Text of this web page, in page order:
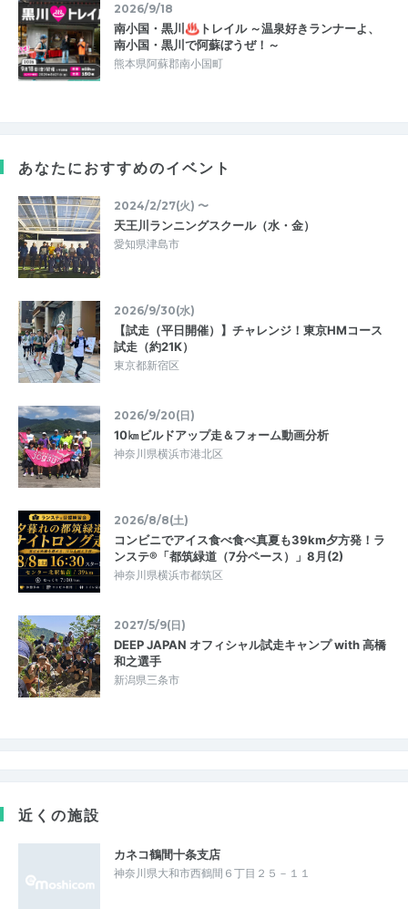
2026/9/18
南小国・黒川♨トレイル ～温泉好きランナーよ、
南小国・黒川で阿蘇ぼうぜ！～
熊本県阿蘇郡南小国町
あなたにおすすめのイベント
2024/2/27(火) 〜
天王川ランニングスクール（水・金）
愛知県津島市
2026/9/30(水)
【試走（平日開催）】チャレンジ！東京HMコース
試走（約21K）
東京都新宿区
2026/9/20(日)
10㎞ビルドアップ走＆フォーム動画分析
神奈川県横浜市港北区
2026/8/8(土)
コンビニでアイス食べ食べ真夏も39km夕方発！ラ
ンステ®「都筑緑道（7分ペース）」8月(2)
神奈川県横浜市都筑区
2027/5/9(日)
DEEP JAPAN オフィシャル試走キャンプ with 高橋
和之選手
新潟県三条市
近くの施設
カネコ鶴間十条支店
神奈川県大和市西鶴間６丁目２５－１１